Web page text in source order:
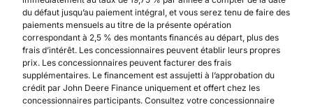
du défaut jusqu’au paiement intégral, et vous serez tenu de faire des
paiements mensuels au titre de la présente opération
correspondant à 2,5 % des montants financés au départ, plus des
frais d’intérêt. Les concessionnaires peuvent établir leurs propres
prix. Les concessionnaires peuvent facturer des frais
supplémentaires. Le financement est assujetti à l’approbation du
crédit par John Deere Finance uniquement et offert chez les
concessionnaires participants. Consultez votre concessionnaire